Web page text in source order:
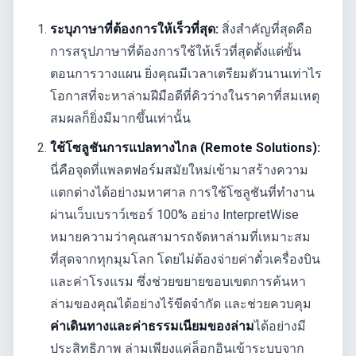
ระบุภาษาที่ต้องการให้เร็วที่สุด: สิ่งสำคัญที่สุดคือ
การสรุปภาษาที่ต้องการใช้ให้เร็วที่สุดตั้งแต่ขั้น
ตอนการวางแผน ยิ่งคุณมีเวลาเตรียมตัวนานเท่าไร
โอกาสที่จะหาล่ามฝีมือดีที่คิวว่างในราคาที่สมเหตุ
สมผลก็ยิ่งมีมากขึ้นเท่านั้น
ใช้โซลูชันการแปลทางไกล (Remote Solutions):
นี่คือจุดที่แพลตฟอร์มสมัยใหม่เข้ามาสร้างความ
แตกต่างได้อย่างมหาศาล การใช้โซลูชันที่ทำงาน
ผ่านเว็บเบราว์เซอร์ 100% อย่าง InterpretWise
หมายความว่าคุณสามารถจัดหาล่ามที่เหมาะสม
ที่สุดจากทุกมุมโลก โดยไม่ต้องจ่ายค่าตั๋วเครื่องบิน
และค่าโรงแรม ซึ่งช่วยขยายขอบเขตการค้นหา
ล่ามของคุณได้อย่างไร้ขีดจำกัด และช่วยควบคุม
ค่าเดินทางและค่าธรรมเนียมของล่ามได้อย่างมี
ประสิทธิภาพ ล่ามเพียงแค่ล็อกอินเข้าระบบจาก